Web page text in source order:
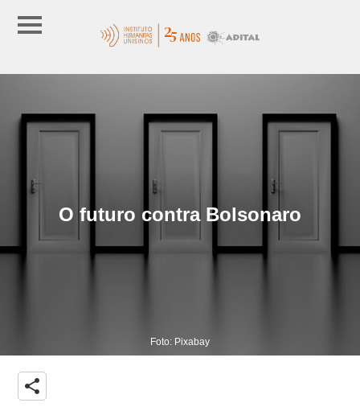
O futuro contra Bolsonaro
Foto: Pixabay
share